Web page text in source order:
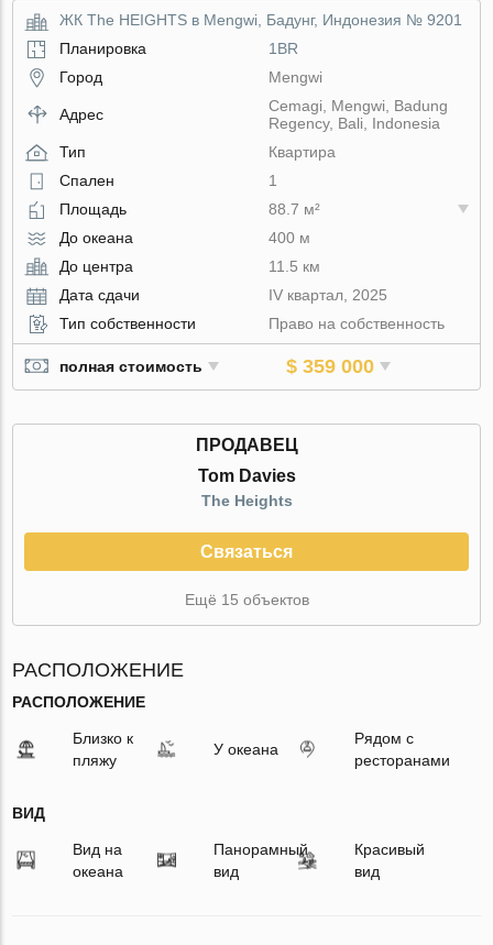
ЖК The HEIGHTS в Mengwi, Бадунг, Индонезия № 9201
Планировка
1BR
Город
Mengwi
Адрес
Cemagi, Mengwi, Badung
Regency, Bali, Indonesia
Тип
Квартира
Спален
1
Площадь
88.7 м²
До океана
400 м
До центра
11.5 км
Дата сдачи
IV квартал, 2025
Тип собственности
Право на собственность
полная стоимость $ 359 000
ПРОДАВЕЦ
Tom Davies
The Heights
Связаться
Ещё 15 объектов
РАСПОЛОЖЕНИЕ
РАСПОЛОЖЕНИЕ
Близко к
пляжу
У океана
Рядом с
ресторанами
ВИД
Вид на
океана
Панорамный
вид
Красивый
вид